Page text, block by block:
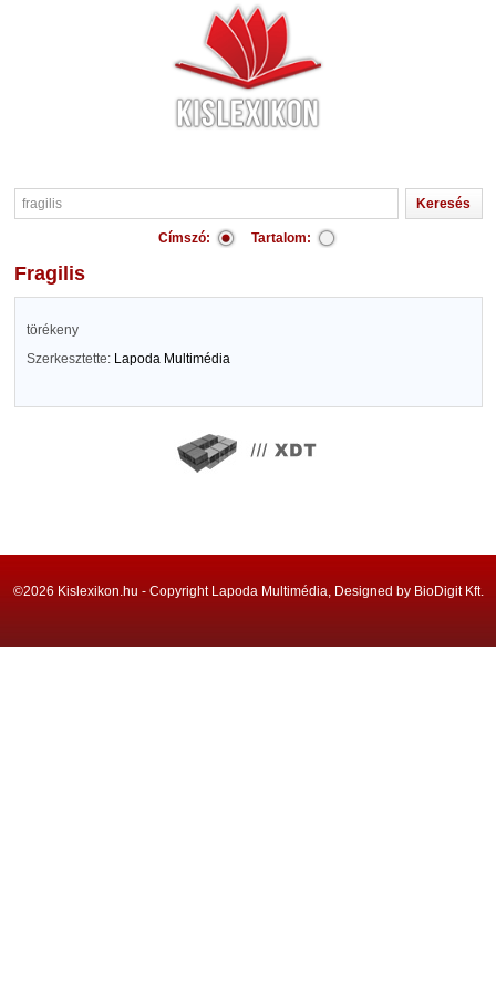
Címszó: Tartalom:
fragilis
törékeny
Szerkesztette: Lapoda Multimédia
©2026 Kislexikon.hu - Copyright Lapoda Multimédia, Designed by BioDigit Kft.